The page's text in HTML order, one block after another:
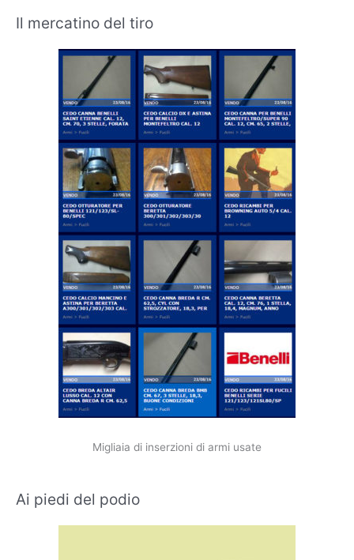
Il mercatino del tiro
Migliaia di inserzioni di armi usate
Ai piedi del podio